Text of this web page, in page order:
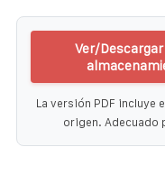
Ver/
La versión PDF incluye
origen. Adecuado